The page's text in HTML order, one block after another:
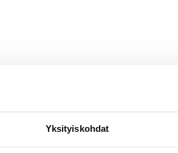
Yksityiskohdat